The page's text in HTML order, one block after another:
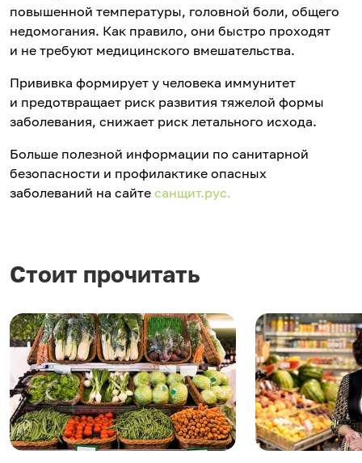
повышенной температуры, головной боли, общего
недомогания. Как правило, они быстро проходят
и не требуют медицинского вмешательства.
Прививка формирует у человека иммунитет
и предотвращает риск развития тяжелой формы
заболевания, снижает риск летального исхода.
Больше полезной информации по санитарной
безопасности и профилактике опасных
заболеваний на сайте санщит.рус.
Стоит прочитать